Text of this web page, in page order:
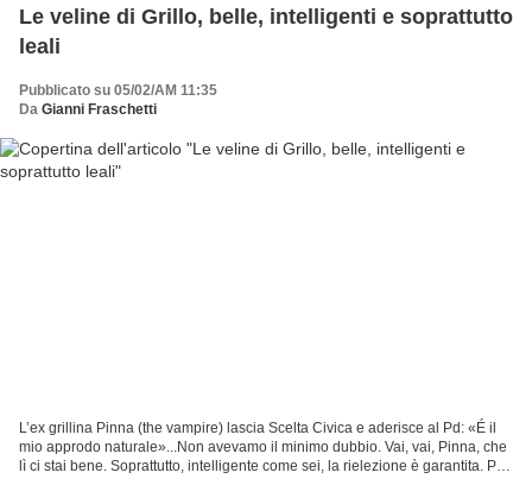
Le veline di Grillo, belle, intelligenti e soprattutto
leali
Pubblicato su 05/02/AM 11:35
Da Gianni Fraschetti
L’ex grillina Pinna (the vampire) lascia Scelta Civica e aderisce al Pd: «É il
mio approdo naturale»...Non avevamo il minimo dubbio. Vai, vai, Pinna, che
lì ci stai bene. Soprattutto, intelligente come sei, la rielezione è garantita. Poi